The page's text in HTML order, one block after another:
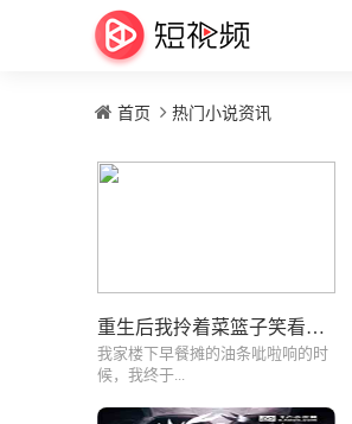
首页 热门小说资讯
重生后我拎着菜篮子笑看豪门宴
我家楼下早餐摊的油条呲啦响的时
候，我终于...